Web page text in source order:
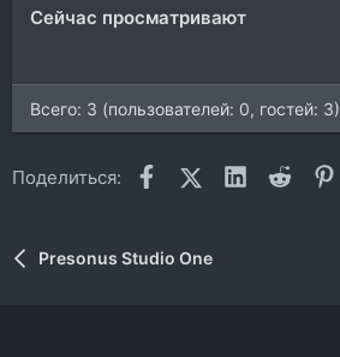
Сейчас просматривают
Всего: 3 (пользователей: 0, гостей: 3)
Поделиться: FacebookX (Twitter)
LinkedIn
Reddit
Presonus Studio One